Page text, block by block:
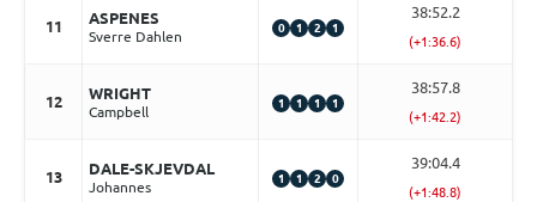
11 ASPENES
Sverre Dahlen 0 1 2 1
38:52.2
(+1:36.6)
12 WRIGHT
Campbell 1 1 1 1
38:57.8
(+1:42.2)
13 DALE-SKJEVDAL
Johannes 1 1 2 0
39:04.4
(+1:48.8)